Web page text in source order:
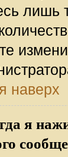
лишь
наверх
я